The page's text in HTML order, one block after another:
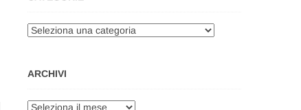
Categorie
ARCHIVI
Archivi